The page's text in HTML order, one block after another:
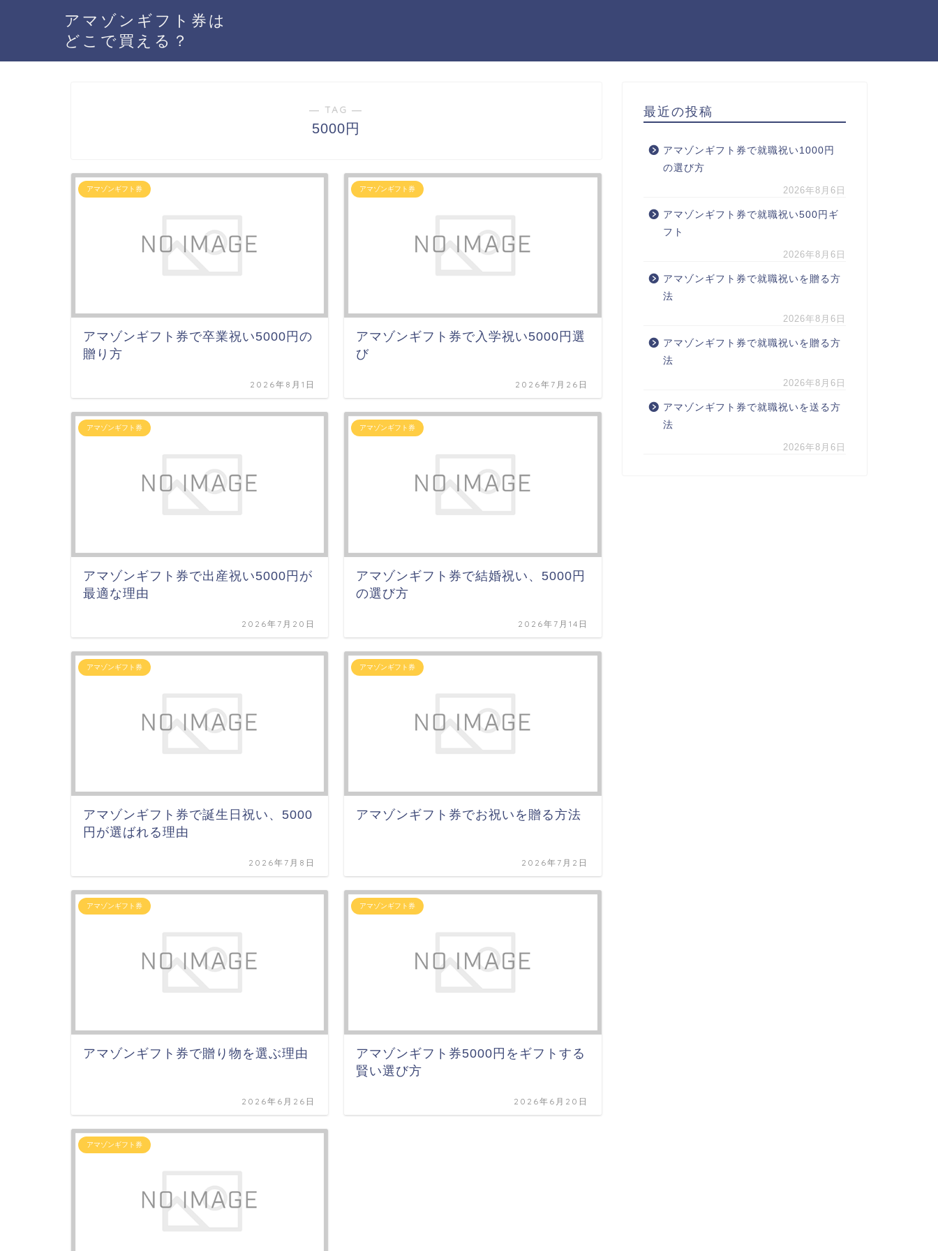
アマゾンギフト券は
どこで買える？
― TAG ―
5000円
アマゾンギフト券
アマゾンギフト券で卒業祝い5000円の
贈り方
2026年8月1日
アマゾンギフト券
アマゾンギフト券で入学祝い5000円選
び
2026年7月26日
アマゾンギフト券
アマゾンギフト券で出産祝い5000円が
最適な理由
2026年7月20日
アマゾンギフト券
アマゾンギフト券で結婚祝い、5000円
の選び方
2026年7月14日
アマゾンギフト券
アマゾンギフト券で誕生日祝い、5000
円が選ばれる理由
2026年7月8日
アマゾンギフト券
アマゾンギフト券でお祝いを贈る方法
2026年7月2日
アマゾンギフト券
アマゾンギフト券で贈り物を選ぶ理由
2026年6月26日
アマゾンギフト券
アマゾンギフト券5000円をギフトする
賢い選び方
2026年6月20日
アマゾンギフト券
最近の投稿
アマゾンギフト券で就職祝い1000円
の選び方
2026年8月6日
アマゾンギフト券で就職祝い500円ギ
フト
2026年8月6日
アマゾンギフト券で就職祝いを贈る方
法
2026年8月6日
アマゾンギフト券で就職祝いを贈る方
法
2026年8月6日
アマゾンギフト券で就職祝いを送る方
法
2026年8月6日